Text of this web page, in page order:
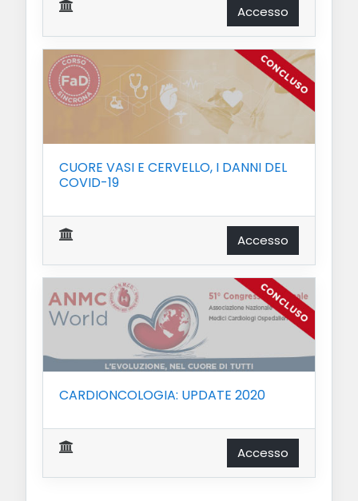
Accesso
CUORE VASI E CERVELLO, I DANNI DEL
COVID-19
Accesso
CARDIONCOLOGIA: UPDATE 2020
Accesso